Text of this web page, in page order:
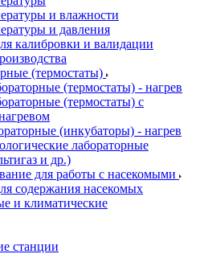
и влажности
и давления
калибровки и валидации
(термостаты)
(термостаты) - нагрев
(термостаты) с
(инкубаторы) - нагрев
лабораторные
и др.)
для работы с насекомыми
содержания насекомых
и климатические
станции